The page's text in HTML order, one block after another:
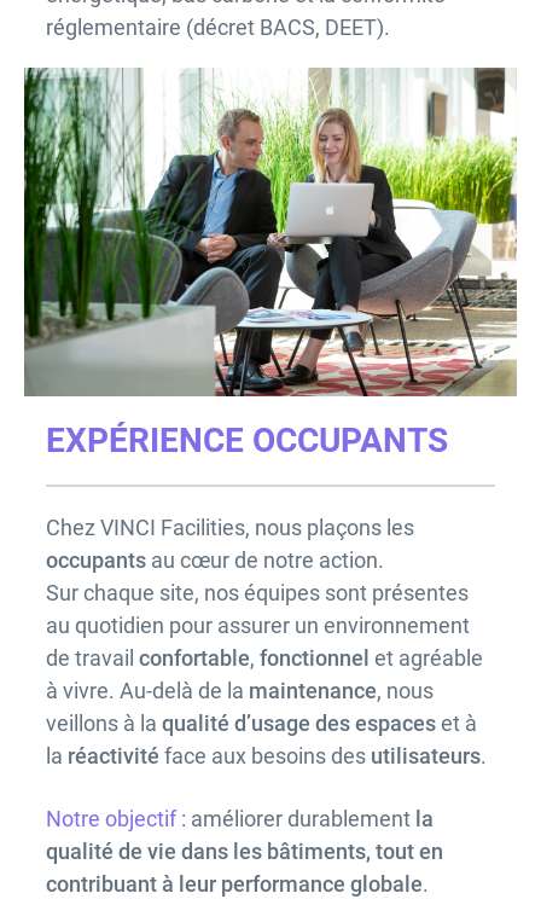
réglementaire (décret BACS, DEET).
EXPÉRIENCE OCCUPANTS
Chez VINCI Facilities, nous plaçons les
occupants au cœur de notre action.
Sur chaque site, nos équipes sont présentes
au quotidien pour assurer un environnement
de travail confortable, fonctionnel et agréable
à vivre. Au-delà de la maintenance, nous
veillons à la qualité d’usage des espaceset à
la réactivité face aux besoins des utilisateurs.
Notre objectif: améliorer durablement la
qualité de vie dans les bâtiments, tout en
contribuant à leur performance globale.